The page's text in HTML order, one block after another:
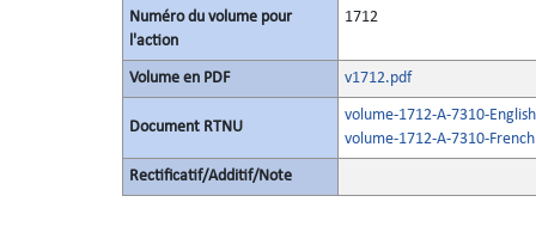
Numéro du volume pour
l'action
1712
Volume en PDF v1712.pdf
Document RTNU
volume-1712-A-7310-
volume-1712-A-7310-
Rectificatif/Additif/Note